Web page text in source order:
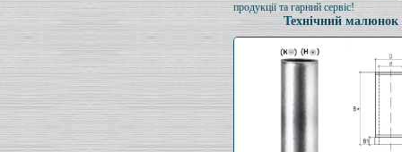
продукції та гарний сервіс!
Технічний малюнок